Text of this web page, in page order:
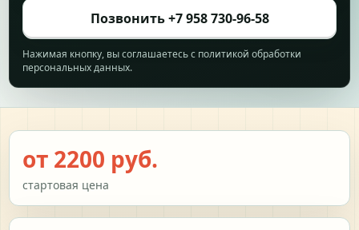
Позвонить +7 958 730-96-58
Нажимая кнопку, вы соглашаетесь с политикой обработки
персональных данных.
от 2200 руб.
стартовая цена